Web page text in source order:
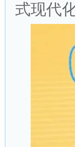
式现代